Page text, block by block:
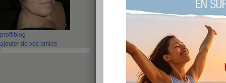
profil blog
ajouter de vos amies
Dimanche au